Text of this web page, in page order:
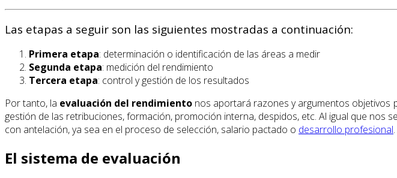
Las etapas a seguir son las siguientes mostradas a continuación:
Primera etapa: determinación o identificación de las áreas a medir
Segunda etapa: medición del rendimiento
Tercera etapa: control y gestión de los resultados
Por tanto, la evaluación del rendimiento nos aportará razones y argumentos objetivos
gestión de las retribuciones, formación, promoción interna, despidos, etc. Al igual que
con antelación, ya sea en el proceso de selección, salario pactado o desarrollo profesional.
El sistema de evaluación